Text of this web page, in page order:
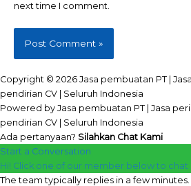
next time I comment.
Copyright © 2026 Jasa pembuatan PT |
pendirian CV | Seluruh Indonesia
Powered by Jasa pembuatan PT | Jasa
pendirian CV | Seluruh Indonesia
Ada pertanyaan? Silahkan Chat Kami
Start a Conversation
Hi! Click one of our member below to chat
The team typically replies in a few minutes.